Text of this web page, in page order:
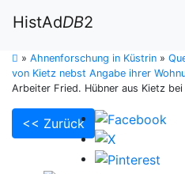
HistAdDB2
» Ahnenforschung in Küstrin »
von Kietz nebst Angabe ihrer
Arbeiter Fried. Hübner aus Kietz
<< Zurück